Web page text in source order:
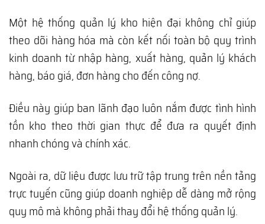
Một hệ thống quản lý kho hiện đại không chỉ giúp
theo dõi hàng hóa mà còn kết nối toàn bộ quy trình
kinh doanh từ nhập hàng, xuất hàng, quản lý khách
hàng, báo giá, đơn hàng cho đến công nợ.
Điều này giúp ban lãnh đạo luôn nắm được tình hình
tồn kho theo thời gian thực để đưa ra quyết định
nhanh chóng và chính xác.
Ngoài ra, dữ liệu được lưu trữ tập trung trên nền tảng
trực tuyến cũng giúp doanh nghiệp dễ dàng mở rộng
quy mô mà không phải thay đổi hệ thống quản lý.